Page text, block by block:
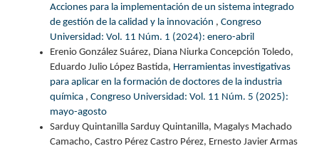
Acciones para la implementación de un sistema integrado
de gestión de la calidad y la innovación , Congreso
Universidad: Vol. 11 Núm. 1 (2024): enero-abril
Erenio González Suárez, Diana Niurka Concepción Toledo,
Eduardo Julio López Bastida, Herramientas investigativas
para aplicar en la formación de doctores de la industria
química , Congreso Universidad: Vol. 11 Núm. 5 (2025):
mayo-agosto
Sarduy Quintanilla Sarduy Quintanilla, Magalys Machado
Camacho, Castro Pérez Castro Pérez, Ernesto Javier Armas